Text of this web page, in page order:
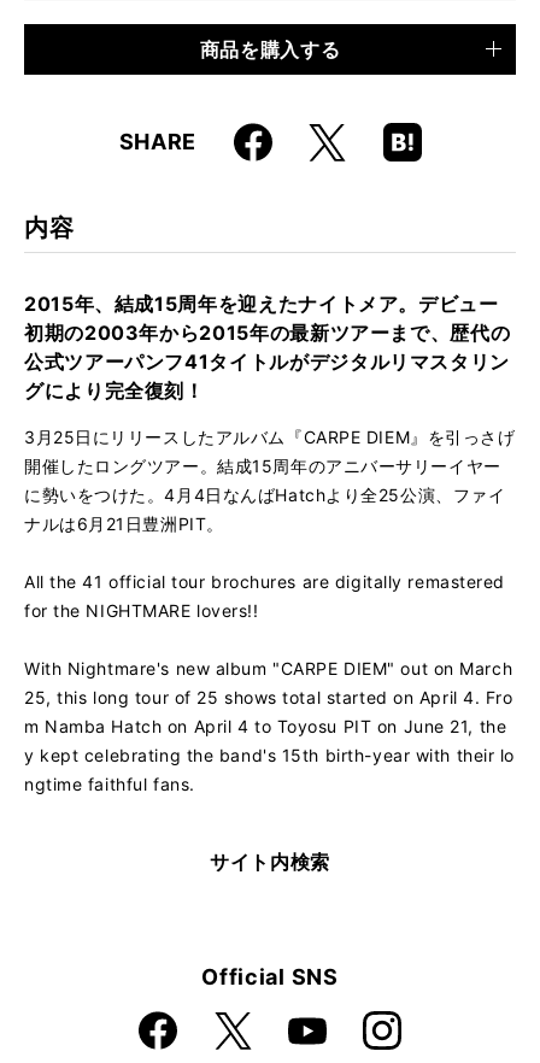
商品を購入する
SHARE Faceboo
k
X
Hatena
Boo
内容
2015年、結成15周年を迎えたナイトメア。デビュー
初期の2003年から2015年の最新ツアーまで、歴代の
公式ツアーパンフ41タイトルがデジタルリマスタリン
グにより完全復刻！
3月25日にリリースしたアルバム『CARPE DIEM』を引っさげ
開催したロングツアー。結成15周年のアニバーサリーイヤー
に勢いをつけた。4月4日なんばHatchより全25公演、ファイ
ナルは6月21日豊洲PIT。
All the 41 official tour brochures are digitally remastered
for the NIGHTMARE lovers!!
With Nightmare's new album "CARPE DIEM" out on March
25, this long tour of 25 shows total started on April 4. Fro
m Namba Hatch on April 4 to Toyosu PIT on June 21, the
y kept celebrating the band's 15th birth-year with their lo
ngtime faithful fans.
サイト内検索
Official SNS
Faceboo
k
X YouTube Instagra
m